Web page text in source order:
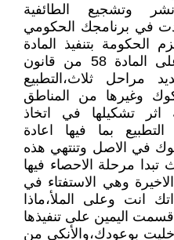
وتشجيع الطائفية
في برنامجك الحكومي
ـتلتزم الحكومة بتنفيذ المادة
140من الدستور.والمعتمدة على المادة 58 من قانون
مراحل ثلاث،التطبيع
وغيرها من المناطق
اثر تشكيلها في اتخاذ
بما فيها اعادة
في الاصل وتنتهي هذه
29-3-2007م حيث تبدا مرحلة الاحصاء فيها
الاخيرة وهي الاستفتاء في
انت وعلى الملأ،ماذا
اليمين على تنفيذها
بوعودك،والأنكى من